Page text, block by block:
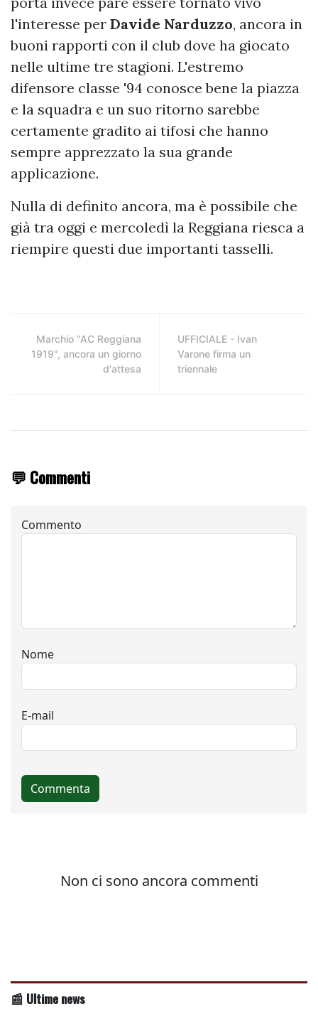
l'interesse per Davide Narduzzo, ancora in
buoni rapporti con il club dove ha giocato
nelle ultime tre stagioni. L'estremo
difensore classe '94 conosce bene la piazza
e la squadra e un suo ritorno sarebbe
certamente gradito ai tifosi che hanno
sempre apprezzato la sua grande
applicazione.
Nulla di definito ancora, ma è possibile che
già tra oggi e mercoledì la Reggiana riesca a
riempire questi due importanti tasselli.
Marchio "AC Reggiana
1919", ancora un giorno
d'attesa
UFFICIALE - Ivan
Varone firma un
triennale
💬 Commenti
📰 Ultime news